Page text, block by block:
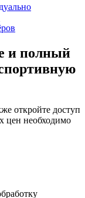
и полный
откройте доступ
цен необходимо